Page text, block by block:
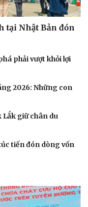
tại Nhật Bản đón
phải vượt khỏi lợi
2026: Những con
Lắk giữ chân du
tiến đón dòng vốn